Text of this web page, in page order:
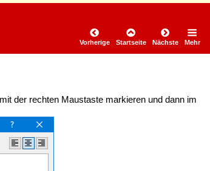
Vorherige Startseite Nächste Mehr
der rechten Maustaste markieren und dann im